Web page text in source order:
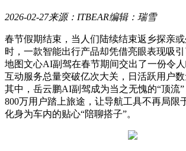
2026-02-27来源：ITBEAR编辑：瑞雪
春节假期结束，当人们陆续结束返乡探亲
时，一款智能出行产品却凭借亮眼表现吸
地图文心AI副驾在春节期间交出了一份令人
互动服务总量突破亿次大关，日活跃用户数
其中，岳云鹏AI副驾成为当之无愧的“顶流
800万用户踏上旅途，让导航工具不再局限
化身为车内的贴心“陪聊搭子”。